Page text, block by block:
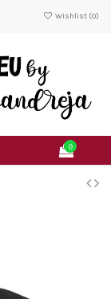
Wishlist (0)
0